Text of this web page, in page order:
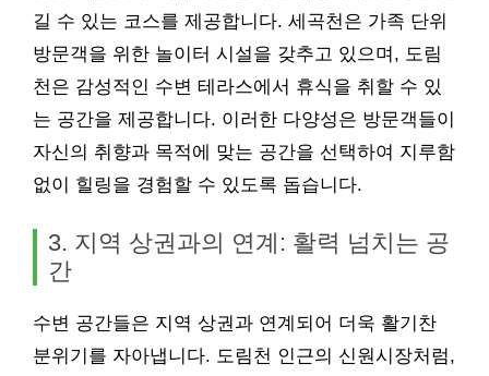
길 수 있는 코스를 제공합니다. 세곡천은 가족 단위
방문객을 위한 놀이터 시설을 갖추고 있으며, 도림
천은 감성적인 수변 테라스에서 휴식을 취할 수 있
는 공간을 제공합니다. 이러한 다양성은 방문객들이
자신의 취향과 목적에 맞는 공간을 선택하여 지루함
없이 힐링을 경험할 수 있도록 돕습니다.
3. 지역 상권과의 연계: 활력 넘치는 공
간
수변 공간들은 지역 상권과 연계되어 더욱 활기찬
분위기를 자아냅니다. 도림천 인근의 신원시장처럼,